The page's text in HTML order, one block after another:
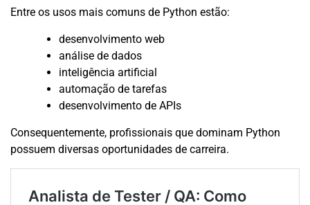
Entre os usos mais comuns de Python estão:
desenvolvimento web
análise de dados
inteligência artificial
automação de tarefas
desenvolvimento de APIs
Consequentemente, profissionais que dominam Python
possuem diversas oportunidades de carreira.